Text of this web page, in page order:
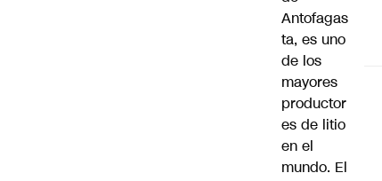
Antofagas
ta, es uno
de los
mayores
productor
es de litio
en el
mundo. El